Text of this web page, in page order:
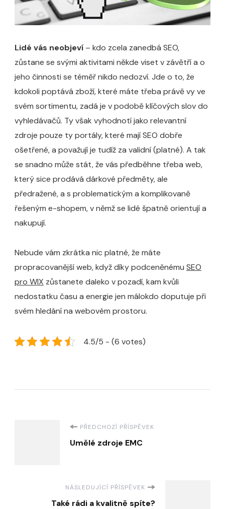
Lidé vás neobjeví – kdo zcela zanedbá SEO,
zůstane se svými aktivitami někde viset v závětří a o
jeho činnosti se téměř nikdo nedozví. Jde o to, že
kdokoli poptává zboží, které máte třeba právě vy ve
svém sortimentu, zadá je v podobě klíčových slov do
vyhledávačů. Ty však vyhodnotí jako relevantní
zdroje pouze ty portály, které mají SEO dobře
ošetřené, a považují je tudíž za validní (platné). A tak
se snadno může stát, že vás předběhne třeba web,
který sice prodává dárkové předměty, ale
předražené, a s problematickým a komplikovaně
řešeným e-shopem, v němž se lidé špatně orientují a
nakupují.
Nebude vám zkrátka nic platné, že máte
propracovanější web, když díky podceněnému SEO
pro WIX zůstanete daleko v pozadí, kam kvůli
nedostatku času a energie jen málokdo doputuje při
svém hledání na webovém prostoru.
4.5/5 - (6 votes)
NavigacePŘEDCHOZÍ PŘÍSPĚVEK
Umělé zdroje EMC
NÁSLEDUJÍCÍ PŘÍSPĚVEK
Také rádi a kvalitně spíte?